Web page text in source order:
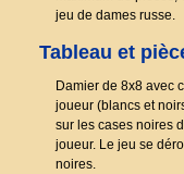
jeu de dames russe.
Tableau et
Damier de 8x8 avec
joueur (blancs et
sur les cases noires
joueur. Le jeu se
noires.